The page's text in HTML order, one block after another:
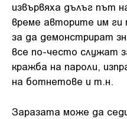
извървяха дълъг път
време авторите им ги
за да демонстрират
все по-често служат
кражба на пароли,
на ботнетове и т.н.
Заразата може да